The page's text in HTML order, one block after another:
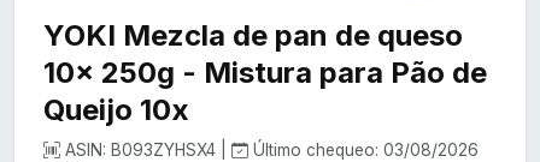
YOKI Mezcla de pan de queso
10x 250g - Mistura para Pão de
Queijo 10x
ASIN: B093ZYHSX4 |
Último chequeo: 03/08/2026